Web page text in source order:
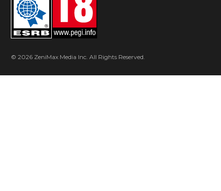
© 2026 ZeniMax Media Inc. All Rights Reserved.